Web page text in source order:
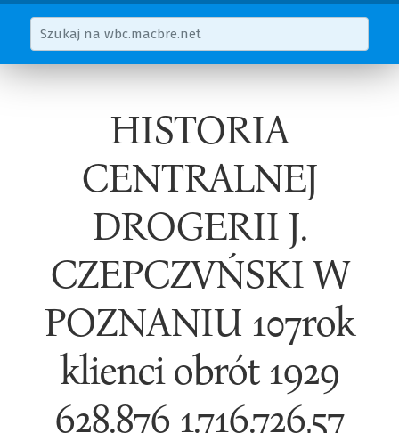
HISTORIA
CENTRALNEJ
DROGERII J.
CZEPCZVŃSKI W
POZNANIU 107rok
klienci obrót 1929
628.876 1.716.726,57